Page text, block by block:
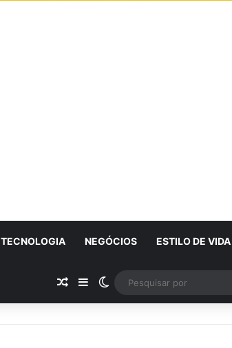
TECNOLOGIA NEGÓCIOS ESTILO DE VIDA
Artigo Aleatório
SidebarSwitch skin